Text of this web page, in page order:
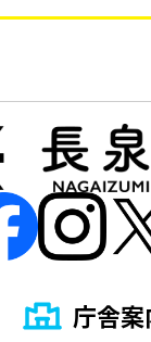
庁舎案